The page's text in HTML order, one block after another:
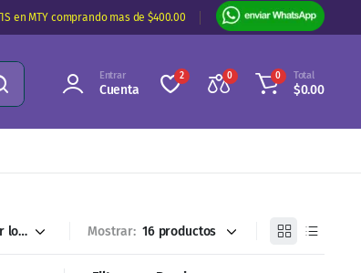
en MTY comprando mas de $400.00
Entrar
Cuenta
2 0 0 Total
$0.00
Mostrar: